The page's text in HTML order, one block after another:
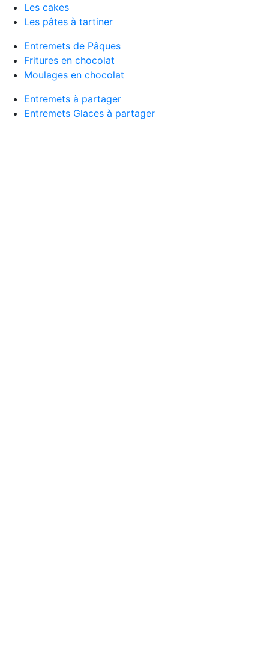
Les cakes
Les pâtes à tartiner
Entremets de Pâques
Fritures en chocolat
Moulages en chocolat
Entremets à partager
Entremets Glaces à partager